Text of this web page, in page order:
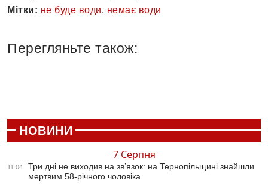
Мітки: не буде води, немає води
Перегляньте також:
НОВИНИ
7 Серпня
11:04
Три дні не виходив на зв’язок: на Тернопільщині знайшли
мертвим 58-річного чоловіка